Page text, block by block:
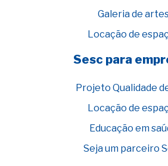
Galeria de
Locação de
Sesc para
Projeto Qualidade
Locação de
Educação em
Seja um parceiro